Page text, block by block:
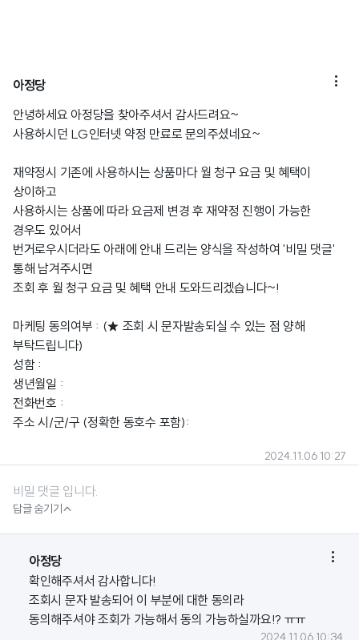
아정당 
안녕하세요 아정당을 찾아주셔서 감사드려요~
사용하시던 LG인터넷 약정 만료로 문의주셨네요~
재약정시 기존에 사용하시는 상품마다 월 청구 요금 및 혜택이
상이하고
사용하시는 상품에 따라 요금제 변경 후 재약정 진행이 가능한
경우도 있어서
번거로우시더라도 아래에 안내 드리는 양식을 작성하여 '비밀 댓글'
통해 남겨주시면
조회 후 월 청구 요금 및 혜택 안내 도와드리겠습니다~!
마케팅 동의여부 : (★ 조회 시 문자발송되실 수 있는 점 양해
부탁드립니다)
성함 :
생년월일 :
전화번호 :
주소 시/군/구 (정확한 동호수 포함):
2024.11.06 10:27
비밀 댓글 입니다.
답글 숨기기
아정당 
확인해주셔서 감사합니다!
조회시 문자 발송되어 이 부분에 대한 동의라
동의해주셔야 조회가 가능해서 동의 가능하실까요!? ㅠㅠ
2024.11.06 10:34